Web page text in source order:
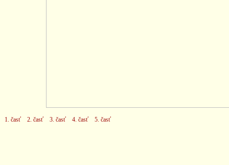
1. časť 2. časť 3. časť 4. časť 5. časť